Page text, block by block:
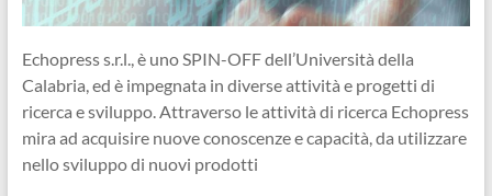
Echopress s.r.l., è uno SPIN-OFF dell’Università della
Calabria, ed è impegnata in diverse attività e progetti di
ricerca e sviluppo. Attraverso le attività di ricerca Echopress
mira ad acquisire nuove conoscenze e capacità, da utilizzare
nello sviluppo di nuovi prodotti